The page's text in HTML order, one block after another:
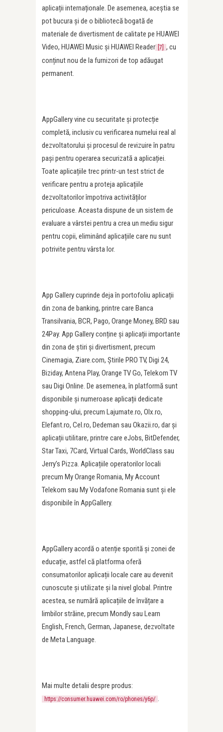
aplicații internaționale. De asemenea, aceștia se
pot bucura și de o bibliotecă bogată de
materiale de divertisment de calitate pe HUAWEI
Video, HUAWEI Music și HUAWEI Reader [7]
, cu
conținut nou de la furnizori de top adăugat
permanent.
AppGallery vine cu securitate și protecție
completă, inclusiv cu verificarea numelui real al
dezvoltatorului și procesul de revizuire în patru
pași pentru operarea securizată a aplicației.
Toate aplicațiile trec printr-un test strict de
verificare pentru a proteja aplicațiile
dezvoltatorilor împotriva activităților
periculoase. Aceasta dispune de un sistem de
evaluare a vârstei pentru a crea un mediu sigur
pentru copii, eliminând aplicațiile care nu sunt
potrivite pentru vârsta lor.
App Gallery cuprinde deja în portofoliu aplicații
din zona de banking, printre care Banca
Transilvania, BCR, Pago, Orange Money, BRD sau
24Pay. App Gallery conține și aplicații importante
din zona de știri și divertisment, precum
Cinemagia, Ziare.com, Știrile PRO TV, Digi 24,
Biziday, Antena Play, Orange TV Go, Telekom TV
sau Digi Online. De asemenea, în platformă sunt
disponibile și numeroase aplicații dedicate
shopping-ului, precum Lajumate.ro, Olx.ro,
Elefant.ro, Cel.ro, Dedeman sau Okazii.ro, dar și
aplicații utilitare, printre care eJobs, BitDefender,
Star Taxi, 7Card, Virtual Cards, WorldClass sau
Jerry’s Pizza. Aplicațiile operatorilor locali
precum My Orange Romania, My Account
Telekom sau My Vodafone Romania sunt și ele
disponibile în AppGallery.
AppGallery acordă o atenție sporită și zonei de
educație, astfel că platforma oferă
consumatorilor aplicații locale care au devenit
cunoscute și utilizate și la nivel global. Printre
acestea, se numără aplicațiile de învățare a
limbilor străine, precum Mondly sau Learn
English, French, German, Japanese, dezvoltate
de Meta Language.
Mai multe detalii despre produs:
https://consumer.huawei.com/ro/phones/y6p/ .